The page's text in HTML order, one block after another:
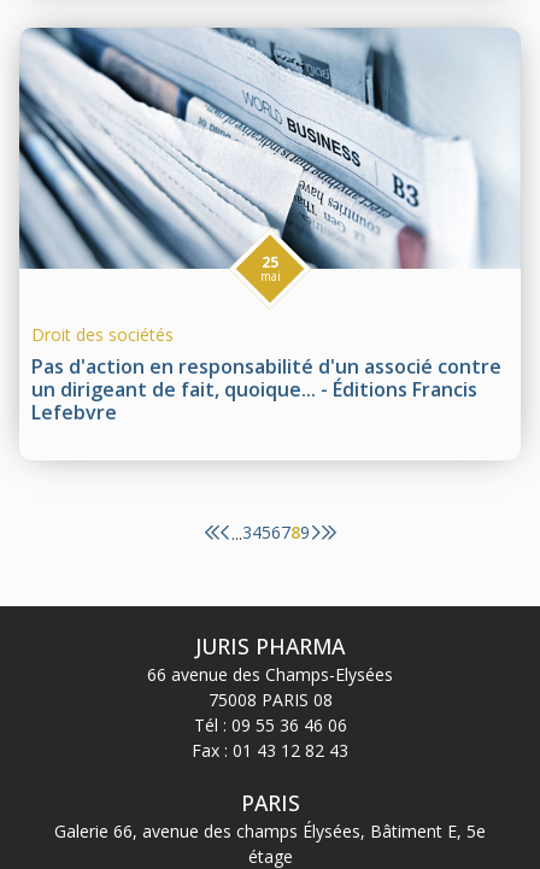
Pas d'action en responsabilité d'un associé contre
un dirigeant de fait, quoique... - Éditions Francis
Lefebvre
25
mai
Droit des sociétés
...3456789
JURIS PHARMA
66 avenue des Champs-Elysées
75008 PARIS 08
Tél : 09 55 36 46 06
Fax : 01 43 12 82 43
PARIS
Galerie 66, avenue des champs Élysées, Bâtiment E, 5e
étage